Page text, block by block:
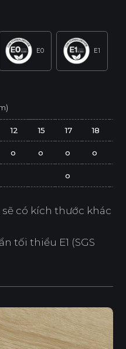
E0 E1
12 15 17 18
o o o o
o
có kích thước khác
tối thiểu E1 (SGS